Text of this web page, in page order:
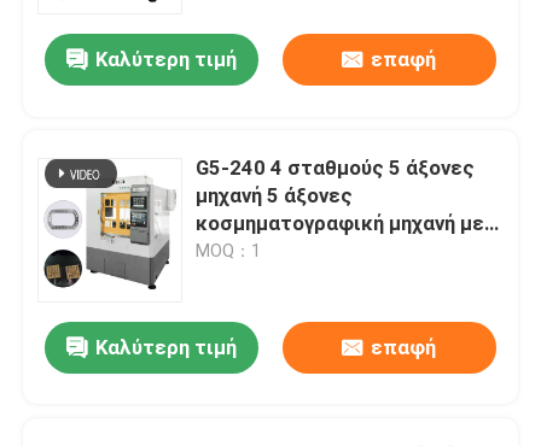
Καλύτερη τιμή επαφή
G5-240 4 σταθμούς 5 άξονες
μηχανή 5 άξονες
κοσμηματογραφική μηχανή με
έως 10 εργαλεία περιοδικό και
MOQ：1
Καλύτερη τιμή επαφή